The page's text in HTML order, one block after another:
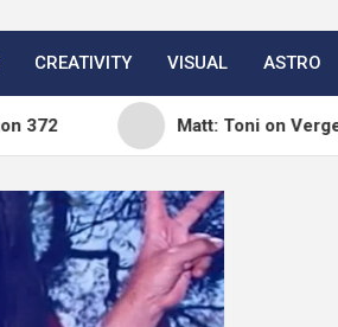
CREATIVITY VISUAL ASTRO
Matt: Toni on Verge